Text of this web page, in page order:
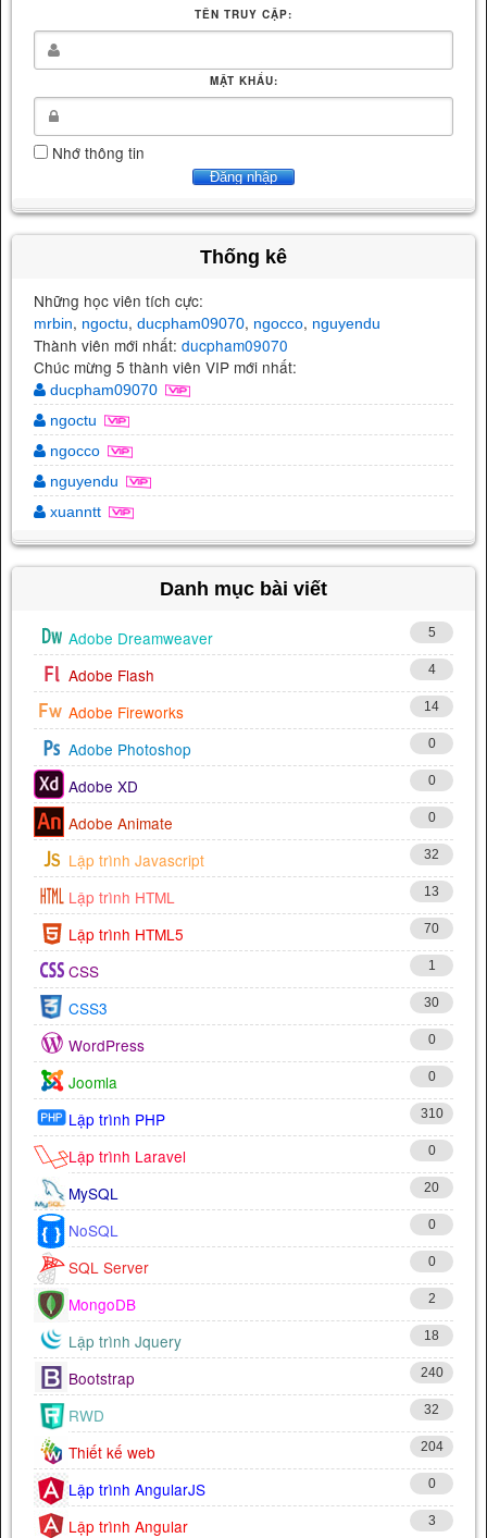
TÊN TRUY CẬP:
MẬT KHẨU:
Nhớ thông tin
Thống kê
Những học viên tích cực:
mrbin, ngoctu, ducpham09070, ngocco, nguyendu
Thành viên mới nhất: ducpham09070
Chúc mừng 5 thành viên VIP mới nhất:
ducpham09070
ngoctu
ngocco
nguyendu
xuanntt
Danh mục bài viết
Adobe Dreamweaver 5
Adobe Flash 4
Adobe Fireworks 14
Adobe Photoshop 0
Adobe XD 0
Adobe Animate 0
Lập trình Javascript 32
Lập trình HTML 13
Lập trình HTML5 70
CSS 1
CSS3 30
WordPress 0
Joomla 0
Lập trình PHP 310
Lập trình Laravel 0
MySQL 20
NoSQL 0
SQL Server 0
MongoDB 2
Lập trình Jquery 18
Bootstrap 240
RWD 32
Thiết kế web 204
Lập trình AngularJS 0
Lập trình Angular 3